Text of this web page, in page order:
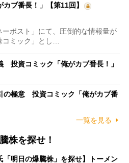
カブ番長！」【第11回】
ポスト」にて、圧倒的な情報量が
ミック」とし…
投資コミック「俺がカブ番長！」
の極意 投資コミック「俺がカブ番
一覧を見る
株を探せ！
「明日の爆騰株」を探せ】トーメン